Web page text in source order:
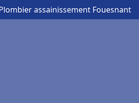
assainissement Fouesnant